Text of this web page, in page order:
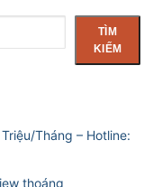
TÌM
KIẾM
Tháng – Hotline:
thoáng